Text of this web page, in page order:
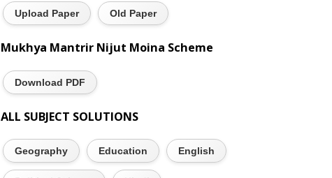
Upload Paper Old Paper
Mukhya Mantrir Nijut Moina Scheme
Download PDF
ALL SUBJECT SOLUTIONS
Geography Education English